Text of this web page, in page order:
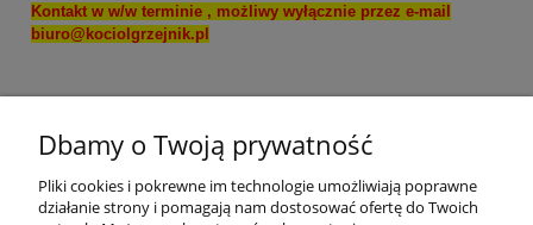
Kontakt w w/w terminie , możliwy wyłącznie przez e-mail
biuro@kociolgrzejnik.pl
Dbamy o Twoją prywatność
Pliki cookies i pokrewne im technologie umożliwiają poprawne
działanie strony i pomagają nam dostosować ofertę do Twoich